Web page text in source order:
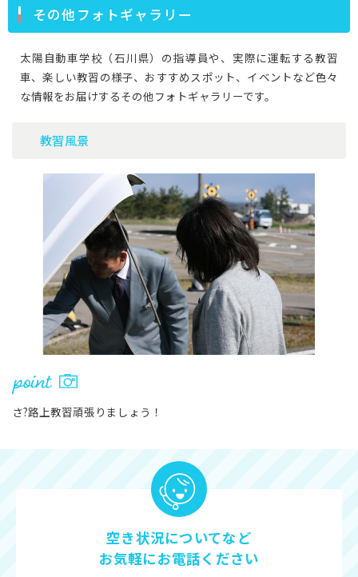
その他フォトギャラリー
太陽自動車学校（石川県）の指導員や、実際に運転する教習
車、楽しい教習の様子、おすすめスポット、イベントなど色々
な情報をお届けするその他フォトギャラリーです。
教習風景
さ?路上教習頑張りましょう！
空き状況についてなど
お気軽にお電話ください